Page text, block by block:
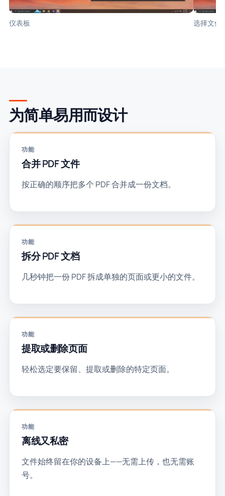
仪表板 选择文件
为简单易用而设计
功能
合并 PDF 文件
按正确的顺序把多个 PDF 合并成一份文档。
功能
拆分 PDF 文档
几秒钟把一份 PDF 拆成单独的页面或更小的文件。
功能
提取或删除页面
轻松选定要保留、提取或删除的特定页面。
功能
离线又私密
文件始终留在你的设备上——无需上传，也无需账
号。